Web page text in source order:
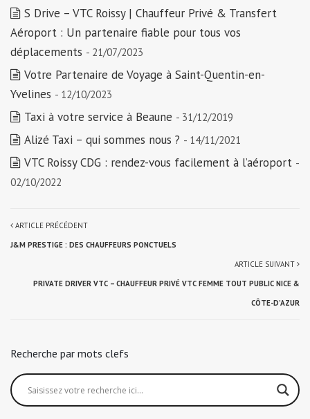
S Drive – VTC Roissy | Chauffeur Privé & Transfert
Aéroport : Un partenaire fiable pour tous vos
déplacements - 21/07/2023
Votre Partenaire de Voyage à Saint-Quentin-en-
Yvelines - 12/10/2023
Taxi à votre service à Beaune - 31/12/2019
Alizé Taxi – qui sommes nous ? - 14/11/2021
VTC Roissy CDG : rendez-vous facilement à l’aéroport -
02/10/2022
ARTICLE PRÉCÉDENT
J&M PRESTIGE : DES CHAUFFEURS PONCTUELS
ARTICLE SUIVANT
PRIVATE DRIVER VTC – CHAUFFEUR PRIVÉ VTC FEMME TOUT PUBLIC NICE &
CÔTE-D’AZUR
Recherche par mots clefs